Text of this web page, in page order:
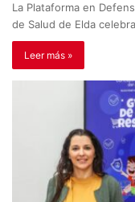
La Plataforma en
de Salud de Elda
Leer más »